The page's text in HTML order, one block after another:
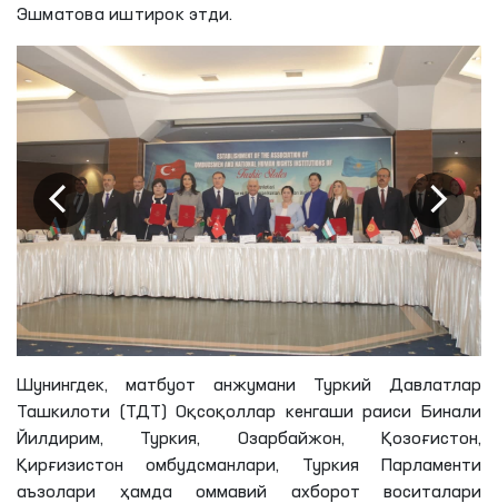
Эшматова иштирок этди.
Шунингдек, матбуот анжумани Туркий Давлатлар
Ташкилоти (ТДТ) Оқсоқоллар кенгаши раиси
Бинали
Йилдирим, Туркия, Озарбайжон, Қозоғистон,
Қирғизистон омбудсманлари, Туркия Парламенти
аъзолари ҳамда оммавий ахборот воситалари